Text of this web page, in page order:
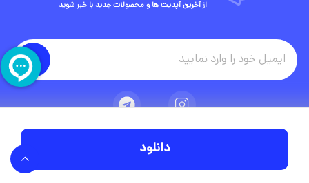
دانلود
از آخرین آپدیت ها و محصولات جدید با خبر شوید
تمامی حقوق مادی و معنوی این وبسایت متعلق به شرکت ویوید ویژوال است.